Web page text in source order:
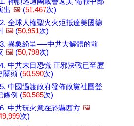
出 🖼️ (51,467次)
全球人權聖火火炬抵達美國德
🖼️ (50,951次)
異象紛呈──中共大解體的前
🖼️ (50,798次)
中共末日恐慌 正邪決戰已至歷
關頭 (50,590次)
中國過渡政府發佈政黨社團登
條例 (50,585次)
中共玩火意在恐嚇西方 🖼️
次)